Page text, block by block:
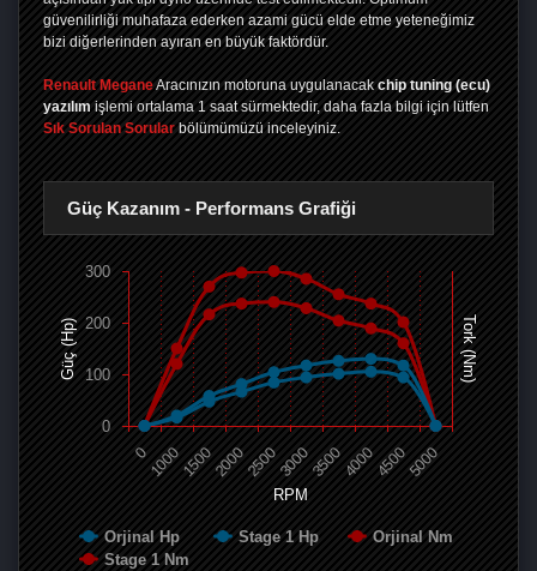
güvenilirliği muhafaza ederken azami gücü elde etme yeteneğimiz
bizi diğerlerinden ayıran en büyük faktördür.
Renault MeganeAracınızın motoruna uygulanacak chip tuning (ecu)
yazılım işlemi ortalama 1 saat sürmektedir, daha fazla bilgi için lütfen
Sık Sorulan Sorular bölümümüzü inceleyiniz.
Güç Kazanım - Performans Grafiği
RPM
Güç (Hp) Tork (Nm)
Orjinal Hp Stage 1 Hp
Orjinal Nm
Stage 1 Nm
0 100015002000250030003500400045005000
0
100
200
300